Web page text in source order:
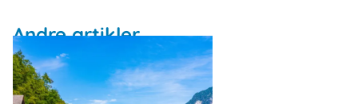
Andre artikler